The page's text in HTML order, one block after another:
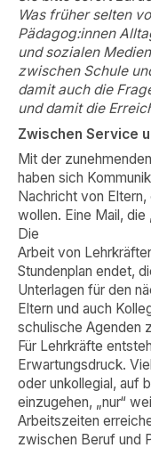
Was früher selten
Pädagog:innen
und sozialen
zwischen Schule
damit auch die
und damit die
Zwischen Service
Mit der
haben sich
Nachricht von
wollen. Eine Mail,
Die
Arbeit von
Stundenplan endet,
Unterlagen für den
Eltern und auch
schulische Agenden
Für Lehrkräfte
Erwartungsdruck.
oder unkollegial, auf
einzugehen, „nur“
Arbeitszeiten
zwischen Beruf und